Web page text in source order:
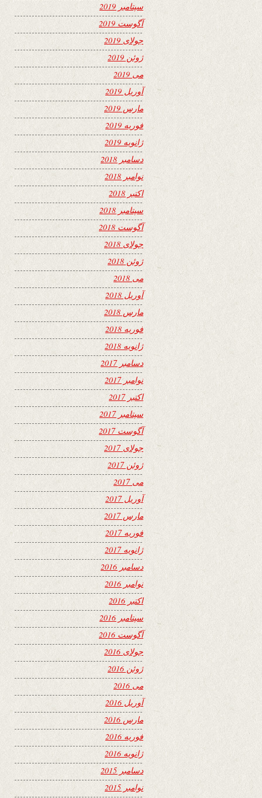
سپتامبر 2019
آگوست 2019
جولای 2019
ژوئن 2019
می 2019
آوریل 2019
مارس 2019
فوریه 2019
ژانویه 2019
دسامبر 2018
نوامبر 2018
اکتبر 2018
سپتامبر 2018
آگوست 2018
جولای 2018
ژوئن 2018
می 2018
آوریل 2018
مارس 2018
فوریه 2018
ژانویه 2018
دسامبر 2017
نوامبر 2017
اکتبر 2017
سپتامبر 2017
آگوست 2017
جولای 2017
ژوئن 2017
می 2017
آوریل 2017
مارس 2017
فوریه 2017
ژانویه 2017
دسامبر 2016
نوامبر 2016
اکتبر 2016
سپتامبر 2016
آگوست 2016
جولای 2016
ژوئن 2016
می 2016
آوریل 2016
مارس 2016
فوریه 2016
ژانویه 2016
دسامبر 2015
نوامبر 2015